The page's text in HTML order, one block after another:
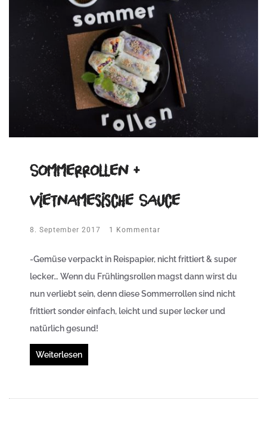
Sommerrollen +
vietnamesische Sauce
8. September 2017 1 Kommentar
-Gemüse verpackt in Reispapier, nicht frittiert & super
lecker… Wenn du Frühlingsrollen magst dann wirst du
nun verliebt sein, denn diese Sommerrollen sind nicht
frittiert sonder einfach, leicht und super lecker und
natürlich gesund!
Weiterlesen